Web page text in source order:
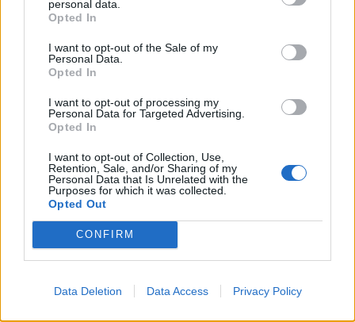
personal data.
Opted In
I want to opt-out of the Sale of my
Personal Data.
Opted In
I want to opt-out of processing my
Personal Data for Targeted Advertising.
Opted In
I want to opt-out of Collection, Use,
Retention, Sale, and/or Sharing of my
Personal Data that Is Unrelated with the
Purposes for which it was collected.
Opted Out
CONFIRM
Data Deletion Data Access Privacy Policy
Moneycorp tria València per a expandir la
financer internacional de la ciutat